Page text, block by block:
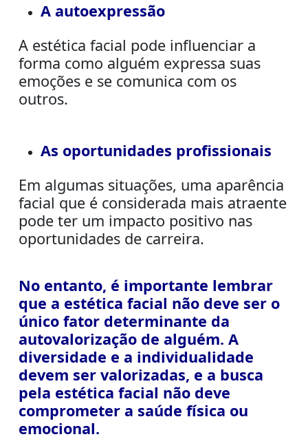
A autoexpressão
A estética facial pode influenciar a
forma como alguém expressa suas
emoções e se comunica com os
outros.
As oportunidades profissionais
Em algumas situações, uma aparência
facial que é considerada mais atraente
pode ter um impacto positivo nas
oportunidades de carreira.
No entanto, é importante lembrar
que a estética facial não deve ser o
único fator determinante da
autovalorização de alguém. A
diversidade e a individualidade
devem ser valorizadas, e a busca
pela estética facial não deve
comprometer a saúde física ou
emocional.